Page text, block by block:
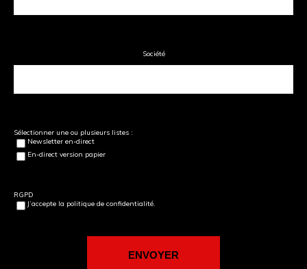
Société
Sélectionner une ou plusieurs listes :
Newsletter en-direct
En-direct version papier
RGPD
J’accepte la politique de confidentialité.